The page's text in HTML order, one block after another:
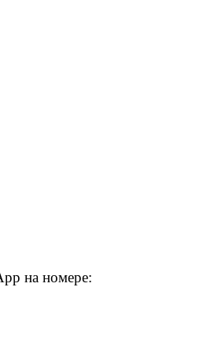
на номере: